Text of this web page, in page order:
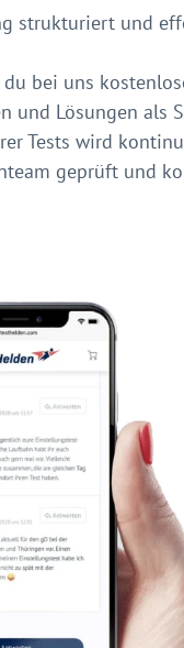
strukturiert und
bei uns
und Lösungen als
Tests wird
geprüft und